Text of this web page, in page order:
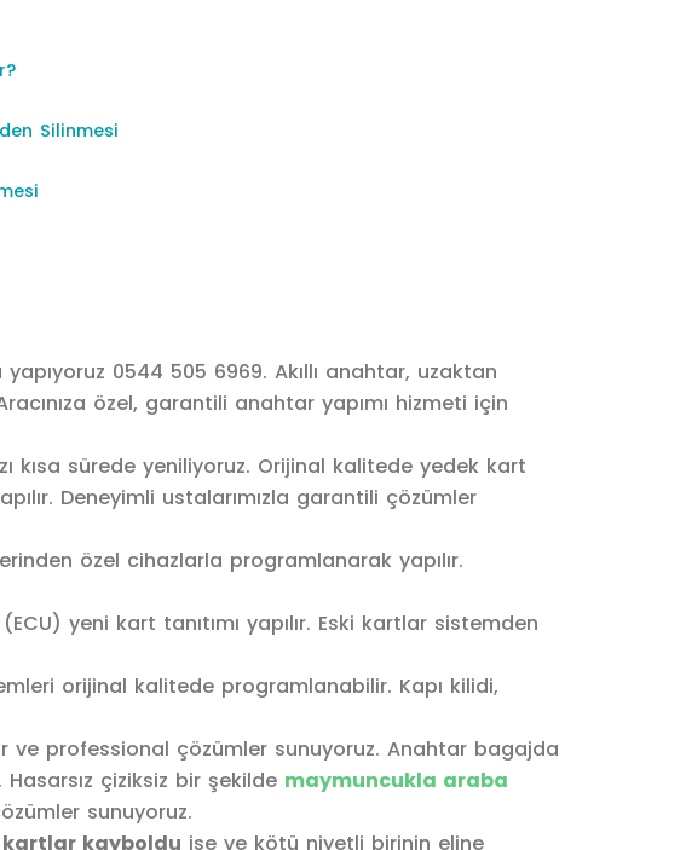
Silinmesi
0544 505 6969. Akıllı anahtar, uzaktan
özel, garantili anahtar yapımı hizmeti için
kısa sürede yeniliyoruz. Orijinal kalitede yedek kart
Deneyimli ustalarımızla garantili çözümler
özel cihazlarla programlanarak yapılır.
yeni kart tanıtımı yapılır. Eski kartlar sistemden
orijinal kalitede programlanabilir. Kapı kilidi,
ve professional çözümler sunuyoruz. Anahtar bagajda
çiziksiz bir şekilde maymuncukla araba
sunuyoruz.
kayboldu ise ve kötü niyetli birinin eline